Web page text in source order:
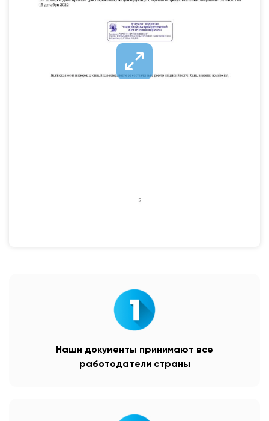
Наши документы принимают все
работодатели страны